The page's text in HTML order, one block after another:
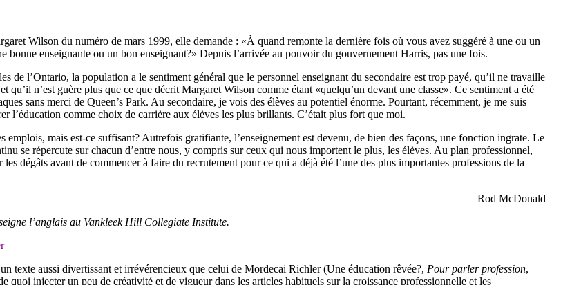
Wilson du numéro de mars 1999, elle demande : «À quand remonte la dernière fois où vous avez suggéré à une ou un
bonne enseignante ou un bon enseignant?» Depuis l’arrivée au pouvoir du gouvernement Harris, pas une fois.
de l’Ontario, la population a le sentiment général que le personnel enseignant du secondaire est trop payé, qu’il ne travaille
et qu’il n’est guère plus que ce que décrit Margaret Wilson comme étant «quelqu’un devant une classe». Ce sentiment a été
sans merci de Queen’s Park. Au secondaire, je vois des élèves au potentiel énorme. Pourtant, récemment, je me suis
l’éducation comme choix de carrière aux élèves les plus brillants. C’était plus fort que moi.
emplois, mais est-ce suffisant? Autrefois gratifiante, l’enseignement est devenu, de bien des façons, une fonction ingrate. Le
se répercute sur chacun d’entre nous, y compris sur ceux qui nous importent le plus, les élèves. Au plan professionnel,
dégâts avant de commencer à faire du recrutement pour ce qui a déjà été l’une des plus importantes professions de la
Rod McDonald
l’anglais au Vankleek Hill Collegiate Institute.
texte aussi divertissant et irrévérencieux que celui de Mordecai Richler (Une éducation rêvée?, Pour parler profession,
quoi injecter un peu de créativité et de vigueur dans les articles habituels sur la croissance professionnelle et les